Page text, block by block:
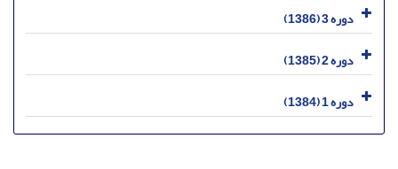
دوره 3 (1386)
دوره 2 (1385)
دوره 1 (1384)